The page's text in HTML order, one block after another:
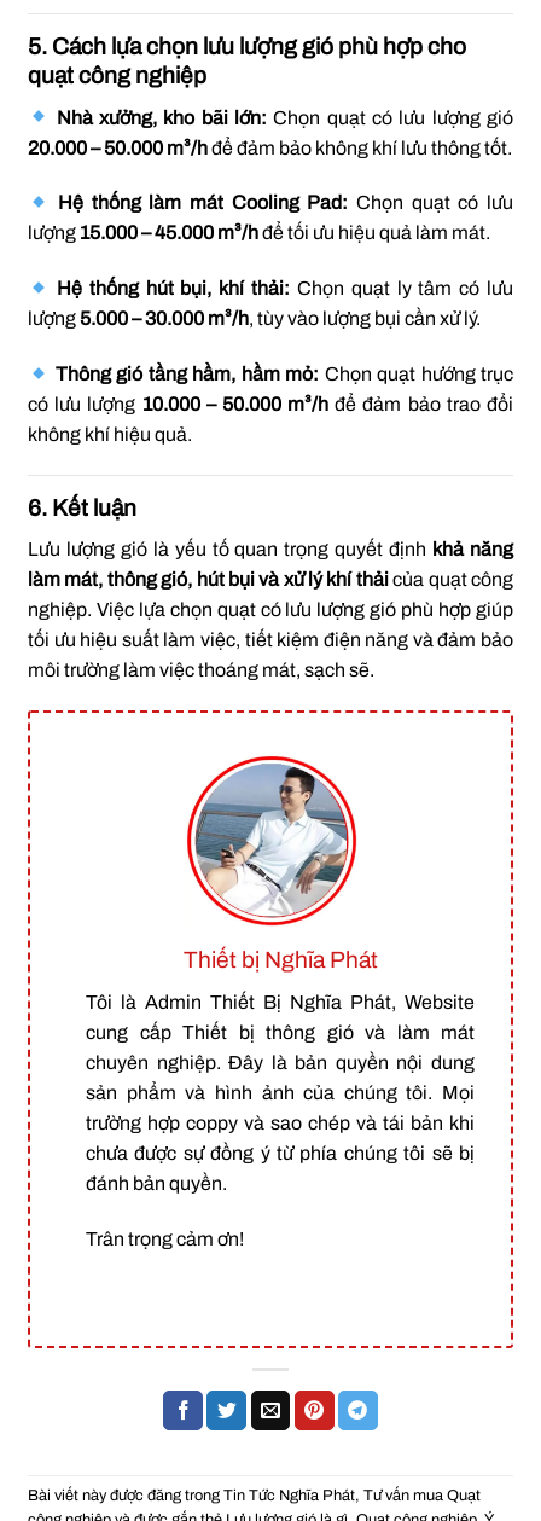
5. Cách lựa chọn lưu lượng gió phù hợp cho
quạt công nghiệp
Nhà xưởng, kho bãi lớn: Chọn quạt có lưu lượng gió
20.000 – 50.000 m³/hđể đảm bảo không khí lưu thông tốt.
Hệ thống làm mát Cooling Pad: Chọn quạt có lưu
lượng 15.000 – 45.000 m³/hđể tối ưu hiệu quả làm mát.
Hệ thống hút bụi, khí thải: Chọn quạt ly tâm có lưu
lượng5.000 – 30.000 m³/h, tùy vào lượng bụi cần xử lý.
Thông gió tầng hầm, hầm mỏ: Chọn quạt hướng trục
có lưu lượng 10.000 – 50.000 m³/h để đảm bảo trao đổi
không khí hiệu quả.
6. Kết luận
Lưu lượng gió là yếu tố quan trọng quyết định khả năng
làm mát, thông gió, hút bụi và xử lý khí thảicủa quạt công
nghiệp. Việc lựa chọn quạt có lưu lượng gió phù hợp giúp
tối ưu hiệu suất làm việc, tiết kiệm điện năng và đảm bảo
môi trường làm việc thoáng mát, sạch sẽ.
Thiết bị Nghĩa Phát
Tôi là Admin Thiết Bị Nghĩa Phát, Website
cung cấp Thiết bị thông gió và làm mát
chuyên nghiệp. Đây là bản quyền nội dung
sản phẩm và hình ảnh của chúng tôi. Mọi
trường hợp coppy và sao chép và tái bản khi
chưa được sự đồng ý từ phía chúng tôi sẽ bị
đánh bản quyền.
Trân trọng cảm ơn!
Bài viết này được đăng trong Tin Tức Nghĩa Phát, Tư vấn mua Quạt